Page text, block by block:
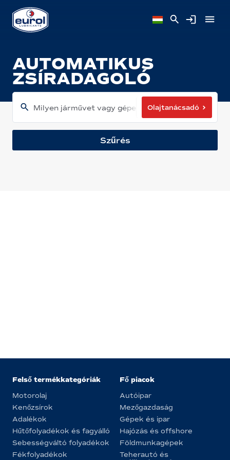
AUTOMATIKUS
ZSÍRADAGOLÓ
Milyen járművet vagy gépet használ?
Olajtanácsadó
Szűrés
Felső termékkategóriák
Motorolaj
Kenőzsírok
Adalékok
Hűtőfolyadékok és fagyálló
Sebességváltó folyadékok
Fékfolyadékok
Fő piacok
Autóipar
Mezőgazdaság
Gépek és ipar
Hajózás és offshore
Földmunkagépek
Teherautó és